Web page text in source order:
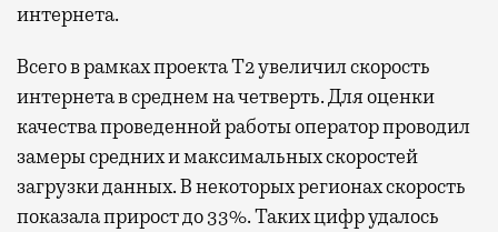
интернета.
Всего в рамках проекта Т2 увеличил скорость
интернета в среднем на четверть. Для оценки
качества проведенной работы оператор проводил
замеры средних и максимальных скоростей
загрузки данных. В некоторых регионах скорость
показала прирост до 33%. Таких цифр удалось